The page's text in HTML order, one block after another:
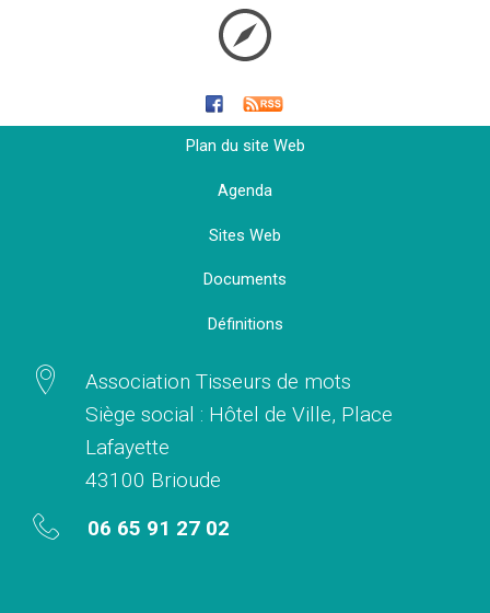
Plan du site Web
Agenda
Sites Web
Documents
Définitions
Association Tisseurs de mots
Siège social : Hôtel de Ville, Place
Lafayette
43100 Brioude
06 65 91 27 02